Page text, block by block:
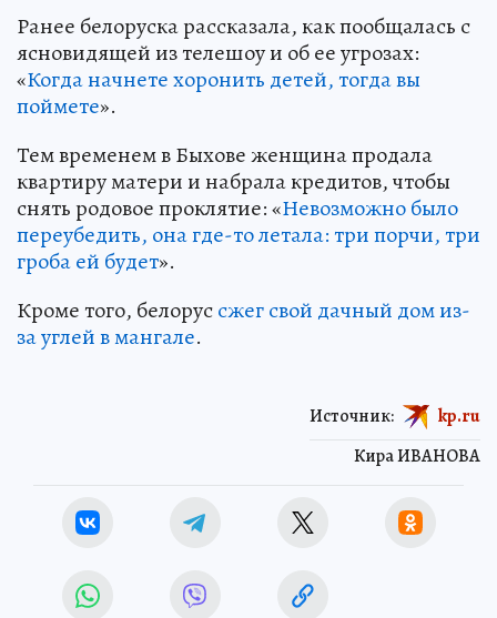
Ранее белоруска рассказала, как пообщалась с
ясновидящей из телешоу и об ее угрозах:
«Когда начнете хоронить детей, тогда вы
поймете».
Тем временем в Быхове женщина продала
квартиру матери и набрала кредитов, чтобы
снять родовое проклятие: «Невозможно было
переубедить, она где-то летала: три порчи, три
гроба ей будет».
Кроме того, белоруссжег свой дачный дом из-
за углей в мангале.
Кира ИВАНОВА
Источник: kp.ru